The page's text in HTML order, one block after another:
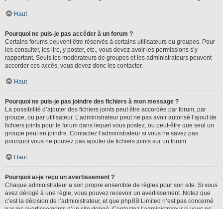
Haut
Pourquoi ne puis-je pas accéder à un forum ?
Certains forums peuvent être réservés à certains utilisateurs ou groupes. Pour
les consulter, les lire, y poster, etc., vous devez avoir les permissions s’y
rapportant. Seuls les modérateurs de groupes et les administrateurs peuvent
accorder ces accès, vous devez donc les contacter.
Haut
Pourquoi ne puis-je pas joindre des fichiers à mon message ?
La possibilité d’ajouter des fichiers joints peut être accordée par forum, par
groupe, ou par utilisateur. L’administrateur peut ne pas avoir autorisé l’ajout de
fichiers joints pour le forum dans lequel vous postez, ou peut-être que seul un
groupe peut en joindre. Contactez l’administrateur si vous ne savez pas
pourquoi vous ne pouvez pas ajouter de fichiers joints sur un forum.
Haut
Pourquoi ai-je reçu un avertissement ?
Chaque administrateur a son propre ensemble de règles pour son site. Si vous
avez dérogé à une règle, vous pouvez recevoir un avertissement. Notez que
c’est la décision de l’administrateur, et que phpBB Limited n’est pas concerné